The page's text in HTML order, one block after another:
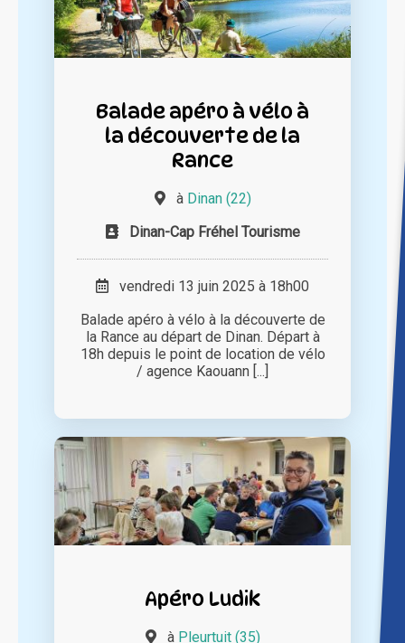
Balade apéro à vélo à
la découverte de la
Rance
à Dinan (22)
Dinan-Cap Fréhel Tourisme
vendredi 13 juin 2025 à 18h00
Balade apéro à vélo à la découverte de
la Rance au départ de Dinan. Départ à
18h depuis le point de location de vélo
/ agence Kaouann [...]
Apéro Ludik
à Pleurtuit (35)